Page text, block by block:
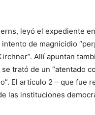
leyó el expediente
de magnicidio
Allí apuntan
trató de un “atentado
El artículo 2 – que fue
las instituciones